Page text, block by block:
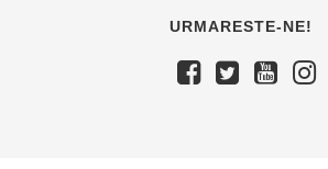
URMARESTE-NE!